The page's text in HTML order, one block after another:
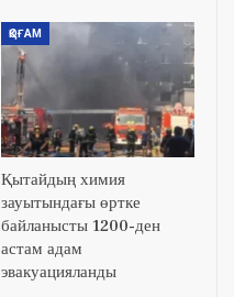
ҚОҒАМ
Қытайдың химия
зауытындағы өртке
байланысты 1200-ден
астам адам
эвакуацияланды